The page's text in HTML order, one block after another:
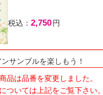
税込： 2,750円
サンブルを楽しもう！
品は品番を変更しました。
ついては上記をご覧下さい。